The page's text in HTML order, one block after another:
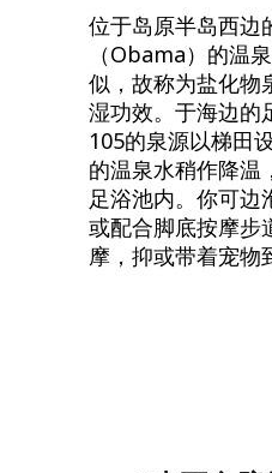
位于岛原半岛西边
（Obama）的温
似，故称为盐化物
湿功效。于海边
105的泉源以梯田
的温泉水稍作降温
足浴池内。你可边
或配合脚底按摩步
摩，抑或带着宠物